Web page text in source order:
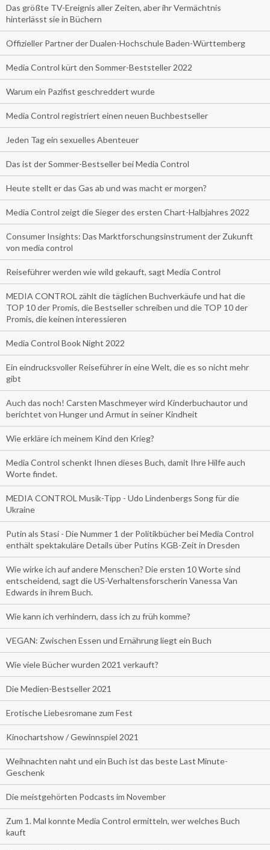
Das größte TV-Ereignis aller Zeiten, aber ihr Vermächtnis
hinterlässt sie in Büchern
Offizieller Partner der Dualen-Hochschule Baden-Württemberg
Media Control kürt den Sommer-Beststeller 2022
Warum ein Pazifist geschreddert wurde
Media Control registriert einen neuen Buchbestseller
Jeden Tag ein sexuelles Abenteuer
Das ist der Sommer-Bestseller bei Media Control
Heute stellt er das Gas ab und was macht er morgen?
Media Control zeigt die Sieger des ersten Chart-Halbjahres 2022
Consumer Insights: Das Marktforschungsinstrument der Zukunft
von media control
Reiseführer werden wie wild gekauft, sagt Media Control
MEDIA CONTROL zählt die täglichen Buchverkäufe und hat die
TOP 10 der Promis, die Bestseller schreiben und die TOP 10 der
Promis, die keinen interessieren
Media Control Book Night 2022
Ein eindrucksvoller Reiseführer in eine Welt, die es so nicht mehr
gibt
Auch das noch! Carsten Maschmeyer wird Kinderbuchautor und
berichtet von Hunger und Armut in seiner Kindheit
Wie erkläre ich meinem Kind den Krieg?
Media Control schenkt Ihnen dieses Buch, damit Ihre Hilfe auch
Worte findet.
MEDIA CONTROL Musik-Tipp - Udo Lindenbergs Song für die
Ukraine
Putin als Stasi - Die Nummer 1 der Politikbücher bei Media Control
enthält spektakuläre Details über Putins KGB-Zeit in Dresden
Wie wirke ich auf andere Menschen? Die ersten 10 Worte sind
entscheidend, sagt die US-Verhaltensforscherin Vanessa Van
Edwards in ihrem Buch.
Wie kann ich verhindern, dass ich zu früh komme?
VEGAN: Zwischen Essen und Ernährung liegt ein Buch
Wie viele Bücher wurden 2021 verkauft?
Die Medien-Bestseller 2021
Erotische Liebesromane zum Fest
Kinochartshow / Gewinnspiel 2021
Weihnachten naht und ein Buch ist das beste Last Minute-
Geschenk
Die meistgehörten Podcasts im November
Zum 1. Mal konnte Media Control ermitteln, wer welches Buch
kauft